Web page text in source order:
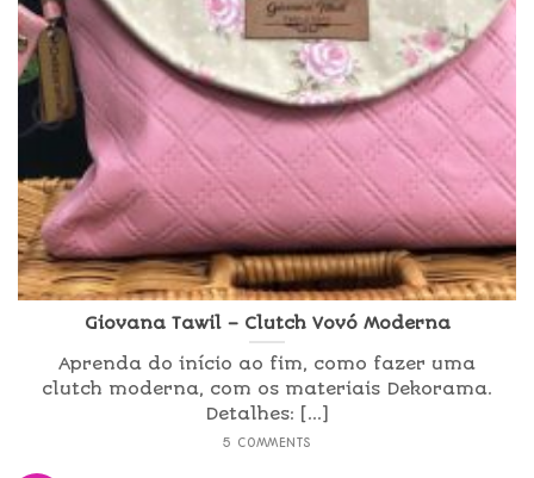
Giovana Tawil – Clutch Vovó Moderna
Aprenda do início ao fim, como fazer uma
clutch moderna, com os materiais Dekorama.
Detalhes: [...]
5 COMMENTS